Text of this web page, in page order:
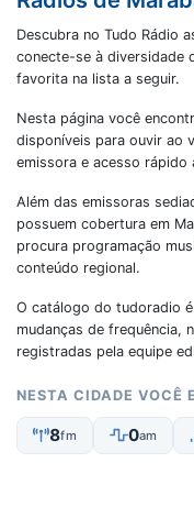
Descubra no Tudo Rádio
conecte-se à diversidade
favorita na lista a seguir.
Nesta página você
disponíveis para ouvir ao
emissora e acesso rápido
Além das emissoras
possuem cobertura em
procura programação
conteúdo regional.
O catálogo do tudoradio
mudanças de frequência,
registradas pela equipe
NESTA CIDADE VOCÊ
8fm 0am